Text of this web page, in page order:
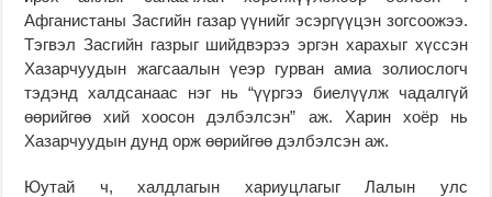
Афганистаны Засгийн газар үүнийг эсэргүүцэн зогсоожээ.
Тэгвэл Засгийн газрыг шийдвэрээ эргэн харахыг хүссэн
Хазарчуудын жагсаалын үеэр гурван амиа золиослогч
тэдэнд халдсанаас нэг нь “үүргээ биелүүлж чадалгүй
өөрийгөө хий хоосон дэлбэлсэн” аж. Харин хоёр нь
Хазарчуудын дунд орж өөрийгөө дэлбэлсэн аж.
Юутай ч, халдлагын хариуцлагыг Лалын улс